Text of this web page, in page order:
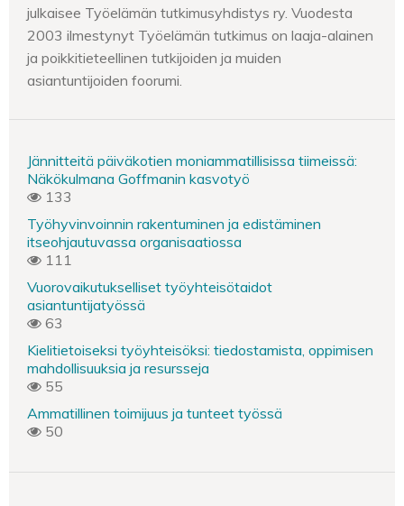
julkaisee Työelämän tutkimusyhdistys ry. Vuodesta
2003 ilmestynyt Työelämän tutkimus on laaja-alainen
ja poikkitieteellinen tutkijoiden ja muiden
asiantuntijoiden foorumi.
Jännitteitä päiväkotien moniammatillisissa tiimeissä:
Näkökulmana Goffmanin kasvotyö
133
Työhyvinvoinnin rakentuminen ja edistäminen
itseohjautuvassa organisaatiossa
111
Vuorovaikutukselliset työyhteisötaidot
asiantuntijatyössä
63
Kielitietoiseksi työyhteisöksi: tiedostamista, oppimisen
mahdollisuuksia ja resursseja
55
Ammatillinen toimijuus ja tunteet työssä
50